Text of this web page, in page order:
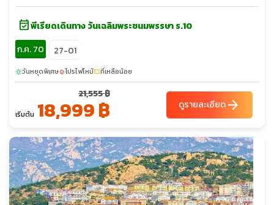
event_availableพีเรียดเดินทาง วันเฉลิมพระชนมพรรษา ร.10
ก.ค. 70
27-01
sunnyวันหยุดพิเศษlocal_fire_departmentโปรไฟไหม้confirmation_numberที่เหลือน้อย
เริ่มต้น
21,555 ฿
18,999 ฿ ดูรายละเอียดarrow_forward